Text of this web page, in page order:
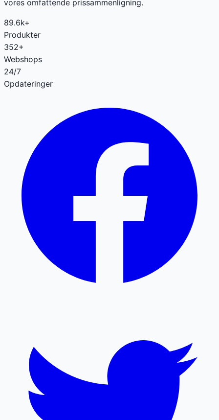
vores omfattende prissammenligning.
89.6k+
Produkter
352+
Webshops
24/7
Opdateringer